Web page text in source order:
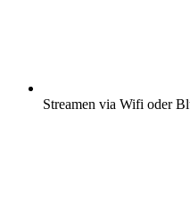
Streamen via Wifi oder